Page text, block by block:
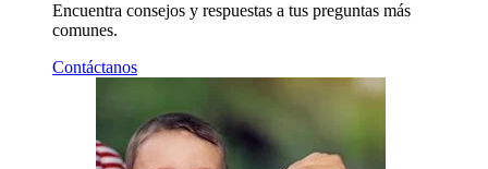
Encuentra consejos y respuestas a tus preguntas más
comunes.
Contáctanos